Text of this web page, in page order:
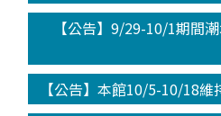
【公告】9/29-10/1期間
【公告】本館10/5-10/18